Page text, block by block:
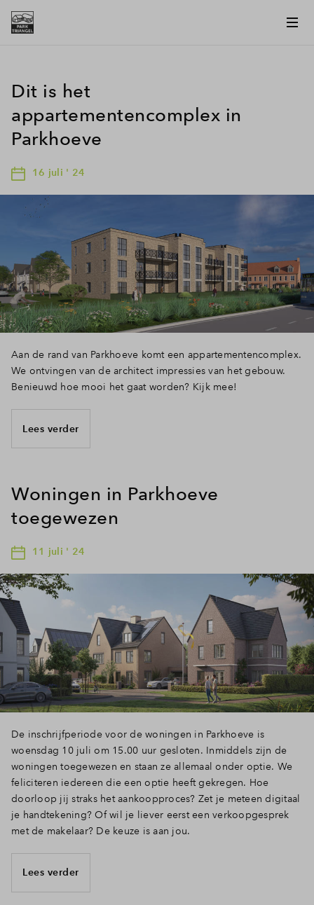
Inloggen
Dit is het
appartementencomplex in
Parkhoeve
16 juli ' 24
Aan de rand van Parkhoeve komt een appartementencomplex.
We ontvingen van de architect impressies van het gebouw.
Benieuwd hoe mooi het gaat worden? Kijk mee!
Lees verder
Woningen in Parkhoeve
toegewezen
11 juli ' 24
De inschrijfperiode voor de woningen in Parkhoeve is
woensdag 10 juli om 15.00 uur gesloten. Inmiddels zijn de
woningen toegewezen en staan ze allemaal onder optie. We
feliciteren iedereen die een optie heeft gekregen. Hoe
doorloop jij straks het aankoopproces? Zet je meteen digitaal
je handtekening? Of wil je liever eerst een verkoopgesprek
met de makelaar? De keuze is aan jou.
Lees verder